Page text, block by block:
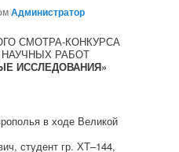
Администратор
СМОТРА-КОНКУРСА
РАБОТ
ИССЛЕДОВАНИЯ»
в ходе Великой
студент гр. ХТ–144,